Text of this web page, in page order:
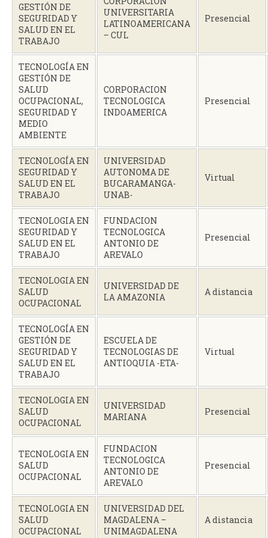
GESTIÓN DE
SEGURIDAD Y
SALUD EN EL
TRABAJO
UNIVERSITARIA
LATINOAMERICANA
– CUL
Presencial
TECNOLOGÍA EN
GESTIÓN DE
SALUD
OCUPACIONAL,
SEGURIDAD Y
MEDIO
AMBIENTE
CORPORACION
TECNOLOGICA
INDOAMERICA
Presencial
TECNOLOGÍA EN
SEGURIDAD Y
SALUD EN EL
TRABAJO
UNIVERSIDAD
AUTONOMA DE
BUCARAMANGA-
UNAB-
Virtual
TECNOLOGIA EN
SEGURIDAD Y
SALUD EN EL
TRABAJO
FUNDACION
TECNOLOGICA
ANTONIO DE
AREVALO
Presencial
TECNOLOGIA EN
SALUD
OCUPACIONAL
UNIVERSIDAD DE
LA AMAZONIA
A distancia
TECNOLOGÍA EN
GESTIÓN DE
SEGURIDAD Y
SALUD EN EL
TRABAJO
ESCUELA DE
TECNOLOGIAS DE
ANTIOQUIA -ETA-
Virtual
TECNOLOGIA EN
SALUD
OCUPACIONAL
UNIVERSIDAD
MARIANA
Presencial
TECNOLOGIA EN
SALUD
OCUPACIONAL
FUNDACION
TECNOLOGICA
ANTONIO DE
AREVALO
Presencial
TECNOLOGIA EN
SALUD
OCUPACIONAL
UNIVERSIDAD DEL
MAGDALENA –
UNIMAGDALENA
A distancia